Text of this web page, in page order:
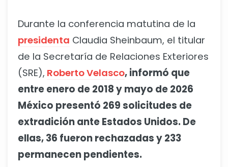
Durante la conferencia matutina de la
presidenta Claudia Sheinbaum, el titular
de la Secretaría de Relaciones Exteriores
(SRE), Roberto Velasco, informó que
entre enero de 2018 y mayo de 2026
México presentó 269 solicitudes de
extradición ante Estados Unidos. De
ellas, 36 fueron rechazadas y 233
permanecen pendientes.